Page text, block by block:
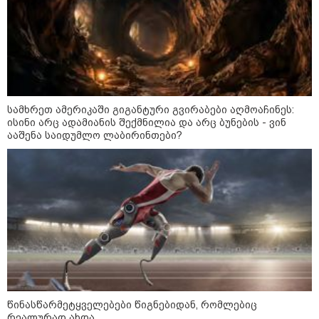
როგორ ჩავიცვათ 40 წლის
შემდეგ: მილიონერების
სტილისტის 8 ოქროს წესი და
აუცილებელი სამოსი
მსოფლიო
სამხრეთ ამერიკაში გიგანტური გვირაბები აღმოაჩინეს:
ისინი არც ადამიანის შექმნილია და არც ბუნების - ვინ
ააშენა საიდუმლო ლაბირინთები?
წინასწარმეტყველებები წიგნებიდან, რომლებიც